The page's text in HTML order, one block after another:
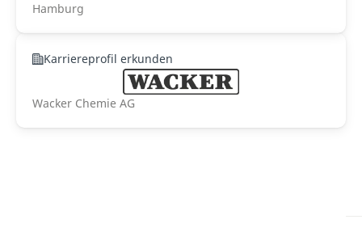
Hamburg
Karriereprofil erkunden
Wacker Chemie AG